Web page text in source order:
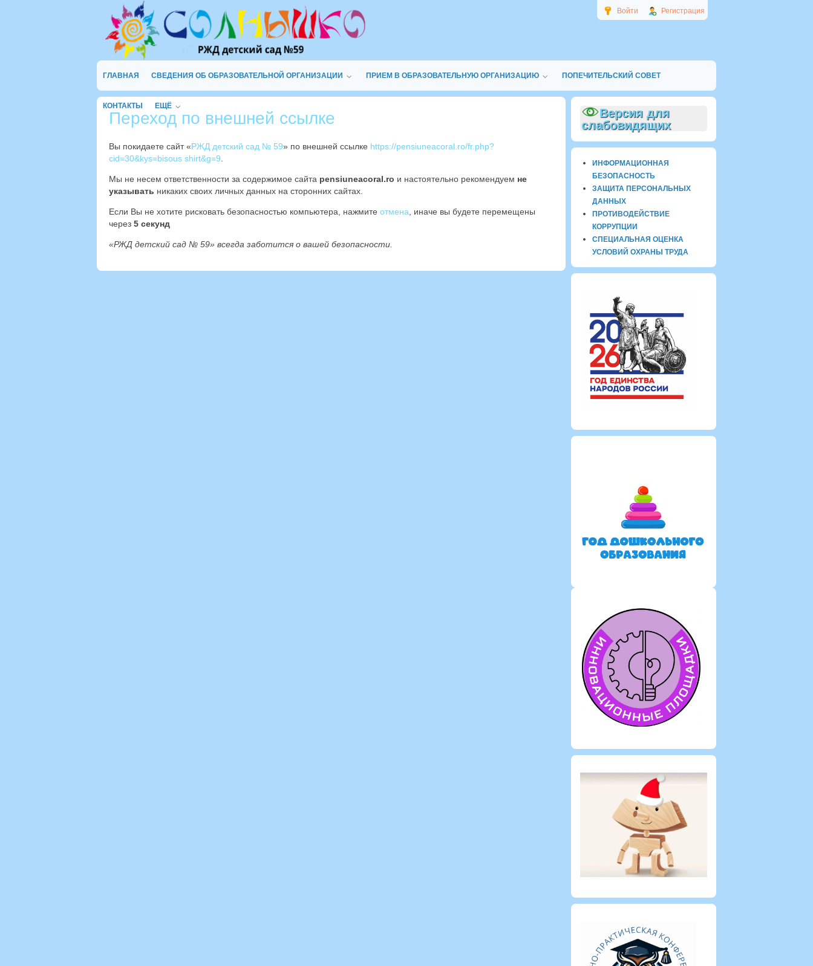
Войти Регистрация
ГЛАВНАЯ СВЕДЕНИЯ ОБ ОБРАЗОВАТЕЛЬНОЙ ОРГАНИЗАЦИИ ПРИЕМ В ОБРАЗОВАТЕЛЬНУЮ ОРГАНИЗАЦИЮ ПОПЕЧИТЕЛЬСКИЙ СОВЕТ
КОНТАКТЫ ЕЩЁ
Переход по внешней ссылке
Вы покидаете сайт «РЖД детский сад № 59» по внешней ссылке https://pensiuneacoral.ro/fr.php?
cid=30&kys=bisous shirt&g=9
Мы не несем ответственности за содержимое сайта pensiuneacoral.ro и настоятельно рекомендуем не
указывать никаких своих личных данных на сторонних сайтах.
Если Вы не хотите рисковать безопасностью компьютера, нажмите отмена , иначе вы будете перемещены
через 4 секунд
«РЖД детский сад № 59» всегда заботится о вашей безопасности.
Версия для
слабовидящих
ИНФОРМАЦИОННАЯ
БЕЗОПАСНОСТЬ
ЗАЩИТА ПЕРСОНАЛЬНЫХ
ДАННЫХ
ПРОТИВОДЕЙСТВИЕ
КОРРУПЦИИ
СПЕЦИАЛЬНАЯ ОЦЕНКА
УСЛОВИЙ ОХРАНЫ ТРУДА